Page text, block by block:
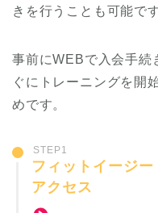
きを行うことも可能です
事前にWEBで入会手続
ぐにトレーニングを開
めです。
STEP1
フィットイージ
アクセス